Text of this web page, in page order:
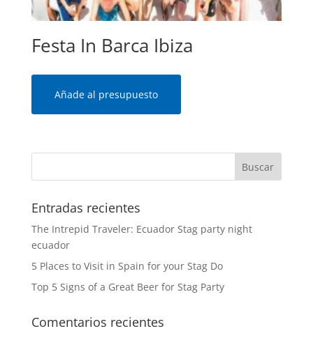
Festa In Barca Ibiza
Añade al presupuesto
Entradas recientes
The Intrepid Traveler: Ecuador Stag party night
ecuador
5 Places to Visit in Spain for your Stag Do
Top 5 Signs of a Great Beer for Stag Party
Comentarios recientes